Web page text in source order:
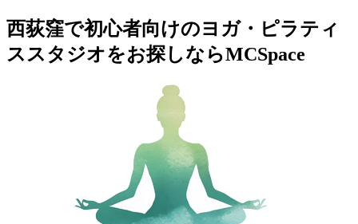
西荻窪で初心者向けのヨガ・ピラティ
ススタジオをお探しならMCSpace